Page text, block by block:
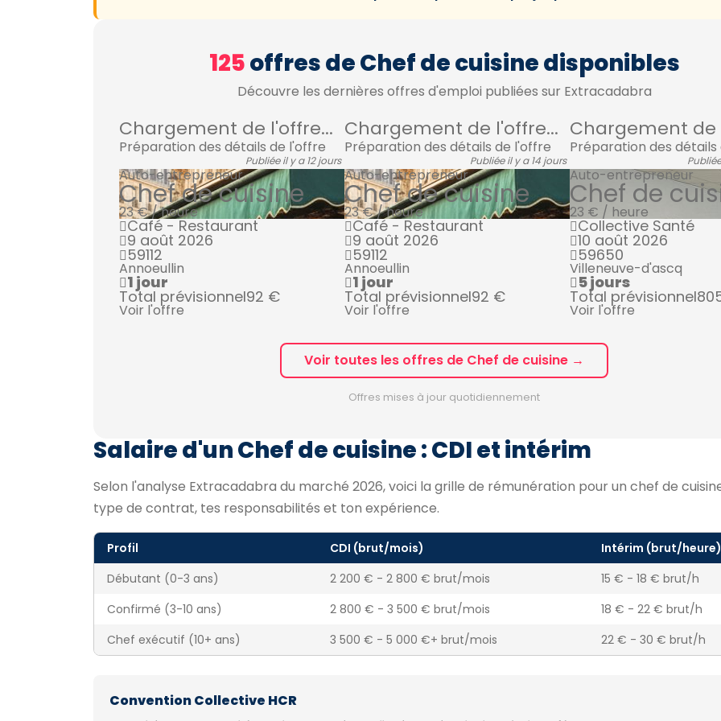
125offres de Chef de cuisine disponibles
Découvre les dernières offres d'emploi publiées sur Extracadabra
Chargement de l'offre...
Préparation des détails de l'offre
Publiée il y a 12 jours
Auto-entrepreneur
Chef de cuisine
23 € / heure
Café - Restaurant
9 août 2026
59112
Annoeullin
1 jour
Total prévisionnel92 €
Voir l'offre
Chargement de l'offre...
Préparation des détails de l'offre
Publiée il y a 14 jours
Auto-entrepreneur
Chef de cuisine
23 € / heure
Café - Restaurant
9 août 2026
59112
Annoeullin
1 jour
Total prévisionnel92 €
Voir l'offre
Chargement de
Préparation des détails
Auto-entrepreneur
Chef de
23 € / heure
Collective Santé
10 août 2026
59650
Villeneuve-d'ascq
5 jours
Total prévisionnel
Voir l'offre
Voir toutes les offres de Chef de cuisine →
Offres mises à jour quotidiennement
Salaire d'un Chef de cuisine : CDI et intérim
Selon l'analyse Extracadabra du marché 2026, voici la grille de rémunération pour un chef de
type de contrat, tes responsabilités et ton expérience.
Profil CDI (brut/mois)
Intérim (brut/heure)
Débutant (0-3 ans)
2 200 € - 2 800 € brut/mois
15 € - 18 € brut/h
Confirmé (3-10 ans)
2 800 € - 3 500 € brut/mois
18 € - 22 € brut/h
Chef exécutif (10+ ans)
3 500 € - 5 000 €+ brut/mois 22 € - 30 € brut/h
Convention Collective HCR